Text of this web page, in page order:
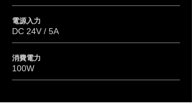
電源入力
DC 24V / 5A
消費電力
100W